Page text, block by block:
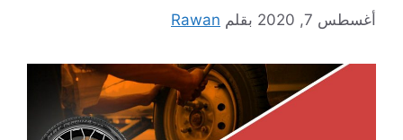
أغسطس 7, 2020 بقلم Rawan